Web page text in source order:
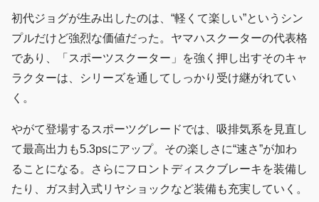
初代ジョグが生み出したのは、“軽くて楽しい”というシン
プルだけど強烈な価値だった。ヤマハスクーターの代表格
であり、「スポーツスクーター」を強く押し出すそのキャ
ラクターは、シリーズを通してしっかり受け継がれてい
く。
やがて登場するスポーツグレードでは、吸排気系を見直し
て最高出力も5.3psにアップ。その楽しさに“速さ”が加わ
ることになる。さらにフロントディスクブレーキを装備し
たり、ガス封入式リヤショックなど装備も充実していく。